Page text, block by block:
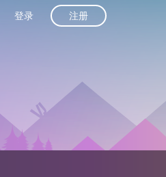
登录 注册